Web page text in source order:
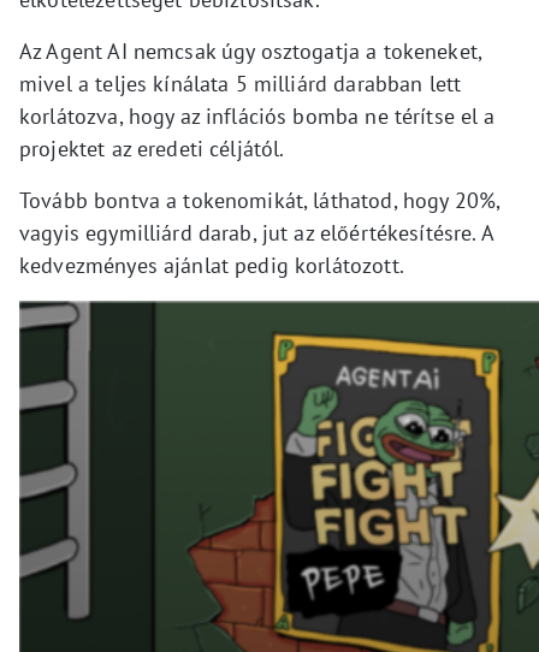
Az Agent AI nemcsak úgy osztogatja a tokeneket,
mivel a teljes kínálata 5 milliárd darabban lett
korlátozva, hogy az inflációs bomba ne térítse el a
projektet az eredeti céljától.
Tovább bontva a tokenomikát, láthatod, hogy 20%,
vagyis egymilliárd darab, jut az előértékesítésre. A
kedvezményes ajánlat pedig korlátozott.